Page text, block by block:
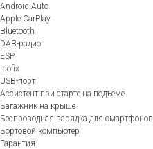
Android Auto
Apple CarPlay
Bluetooth
DAB-радио
ESP
Isofix
USB-порт
Ассистент при старте на подъеме
Багажник на крыше
Беспроводная зарядка для смартфонов
Бортовой компьютер
Гарантия